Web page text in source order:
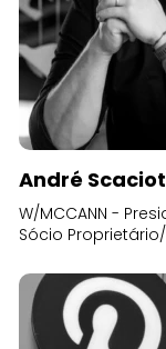
André
W/MCCANN -
Sócio